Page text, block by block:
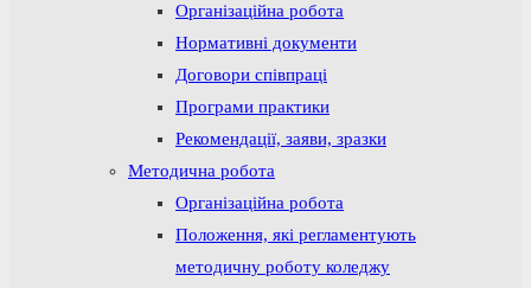
Організаційна робота
Нормативні документи
Договори співпраці
Програми практики
Рекомендації, заяви, зразки
Методична робота
Організаційна робота
Положення, які регламентують
методичну роботу коледжу